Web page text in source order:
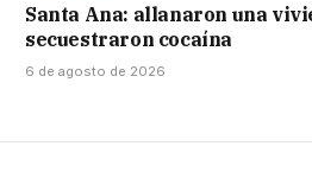
Santa Ana: allanaron una
secuestraron cocaína
6 de agosto de 2026